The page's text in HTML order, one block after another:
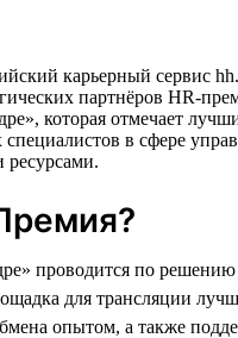
карьерный сервис
партнёров HR-
которая отмечает
в сфере
ресурсами.
проводится по
для трансляции
опытом, а также